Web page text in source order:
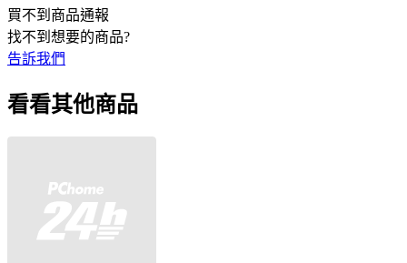
買不到商品通報
找不到想要的商品?
告訴我們
看看其他商品